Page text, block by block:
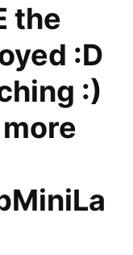
the
:D
:)
more